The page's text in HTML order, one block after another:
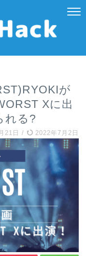
が
Xに出
れる?
21日 / 2022年7月2日